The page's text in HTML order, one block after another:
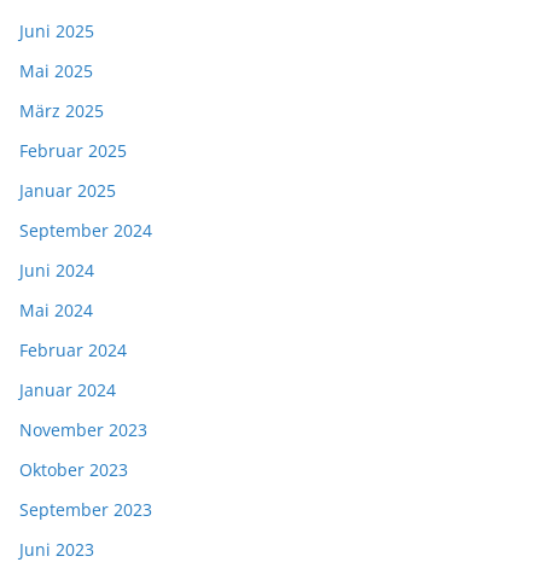
Juni 2025
Mai 2025
März 2025
Februar 2025
Januar 2025
September 2024
Juni 2024
Mai 2024
Februar 2024
Januar 2024
November 2023
Oktober 2023
September 2023
Juni 2023